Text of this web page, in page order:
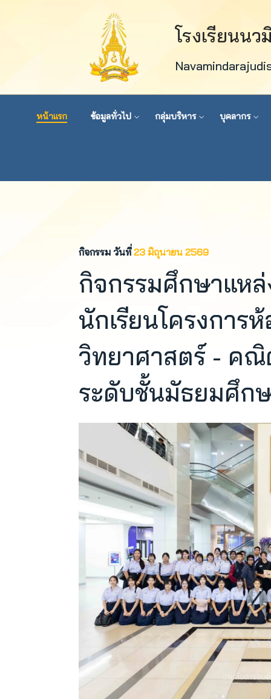
โรงเรียนน
หน้าแรก ข้อมูลทั่วไป กลุ่มบริหาร บุคลากร
กิจกรรม วันที่23 มิถุนายน 2569
กิจกรรมศึกษาแหล่
นักเรียนโครงการ
วิทยาศาสตร์ - คณิ
ระดับชั้นมัธยมศึก